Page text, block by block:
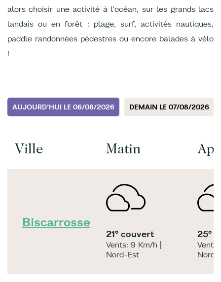
alors choisir une activité à l’océan, sur les grands lacs
landais ou en forêt : plage, surf, activités nautiques,
paddle randonnées pédestres ou encore balades à vélo
!
AUJOURD’HUI LE 06/08/2026 DEMAIN LE 07/08/2026
Ville Matin
Biscarrosse
21° couvert
Vents: 9 Km/h |
Nord-Est
25°
Nord-